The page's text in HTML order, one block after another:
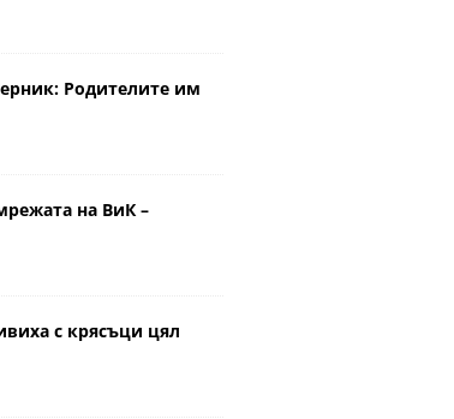
Родителите им
на ВиК –
с крясъци цял